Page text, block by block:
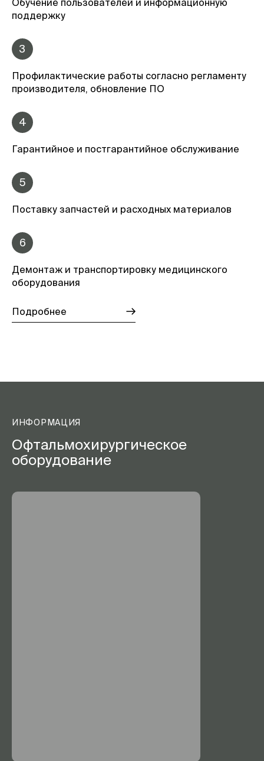
поддержку
3
Профилактические работы согласно регламенту
производителя, обновление ПО
4
Гарантийное и постгарантийное обслуживание
5
Поставку запчастей и расходных материалов
6
Демонтаж и транспортировку медицинского
оборудования
Подробнее
ИНФОРМАЦИЯ
Офтальмохирургическое
оборудование